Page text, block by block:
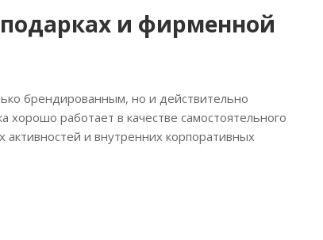
и фирменной
брендированным, но и действительно
работает в качестве самостоятельного
и внутренних корпоративных